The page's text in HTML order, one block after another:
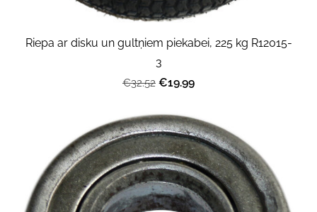
Riepa ar disku un gultņiem piekabei, 225 kg R12015-
3
€32.52 €19.99